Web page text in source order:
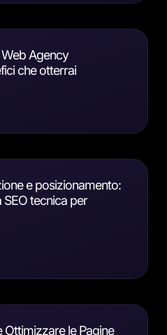
Agency
che otterrai
e posizionamento:
tecnica per
Ottimizzare le Pagine